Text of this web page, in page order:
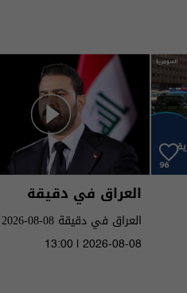
العراق في دقيقة
العراق في دقيقة 08-08-2026 | 2026
13:00 | 2026-08-08